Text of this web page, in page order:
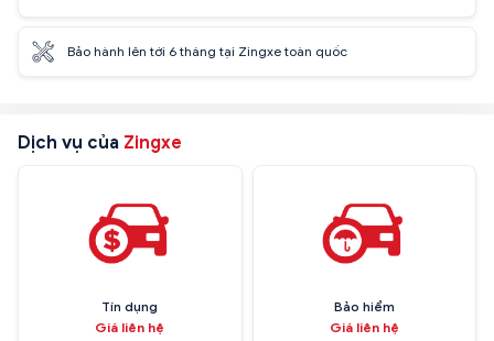
Bảo hành lên tới 6 tháng tại Zingxe toàn quốc
Dịch vụ của Zingxe
Tín dụng
Giá liên hệ
Bảo hiểm
Giá liên hệ